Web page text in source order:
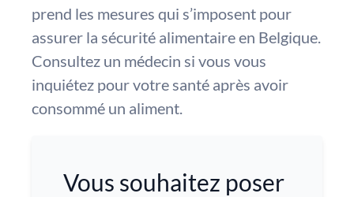
prend les mesures qui s’imposent pour
assurer la sécurité alimentaire en Belgique.
Consultez un médecin si vous vous
inquiétez pour votre santé après avoir
consommé un aliment.
Vous souhaitez poser